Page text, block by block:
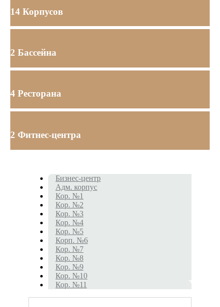
14 Корпусов
2 Бассейна
4 Ресторана
2 Фитнес-центра
Бизнес-центр
Адм. корпус
Кор. №1
Кор. №2
Кор. №3
Кор. №4
Кор. №5
Корп. №6
Кор. №7
Кор. №8
Кор. №9
Кор. №10
Кор. №11